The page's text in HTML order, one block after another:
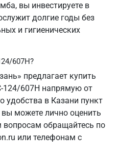
вы инвестируете в
долгие годы без
и гигиенических
607Н?
предлагает купить
124/607Н напрямую от
удобства в Казани пункт
можете лично оценить
вопросам обращайтесь по
или телефонам с